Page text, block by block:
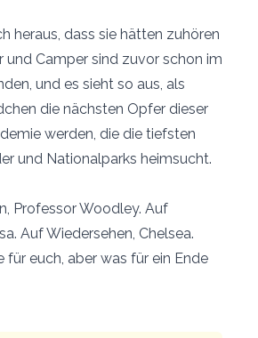
heraus, dass sie hätten zuhören
und Camper sind zuvor schon im
und es sieht so aus, als
die nächsten Opfer dieser
werden, die die tiefsten
und Nationalparks heimsucht.
Professor Woodley. Auf
Auf Wiedersehen, Chelsea.
für euch, aber was für ein Ende